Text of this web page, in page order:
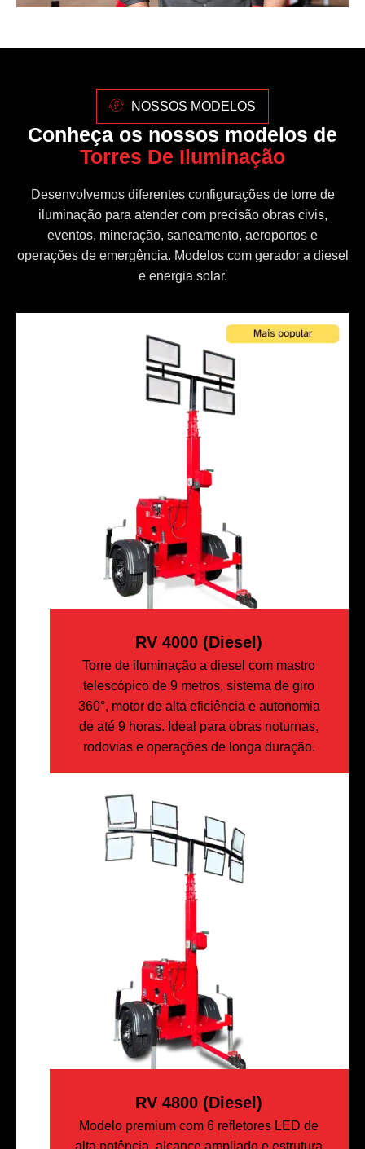
NOSSOS MODELOS
Conheça os nossos modelos de
Torres De Iluminação
Desenvolvemos diferentes configurações de torre de
iluminação para atender com precisão obras civis,
eventos, mineração, saneamento, aeroportos e
operações de emergência. Modelos com gerador a diesel
e energia solar.
RV 4000 (diesel)
Torre de iluminação a diesel com mastro
telescópico de 9 metros, sistema de giro
360°, motor de alta eficiência e autonomia
de até 9 horas. Ideal para obras noturnas,
rodovias e operações de longa duração.
RV 4800 (Diesel)
Modelo premium com 6 refletores LED de
alta potência, alcance ampliado e estrutura